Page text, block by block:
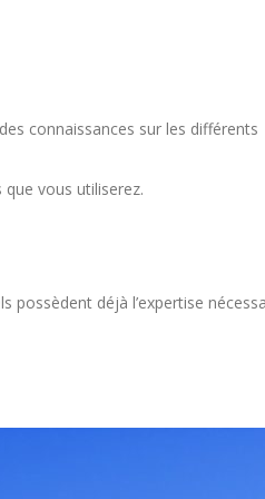
connaissances sur les différents
vous utiliserez.
possèdent déjà l’expertise